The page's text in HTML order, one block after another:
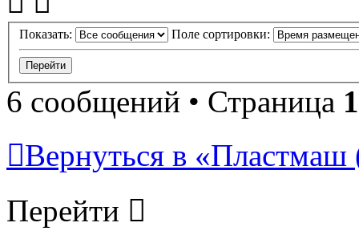
Показать: Поле сортировки:
6 сообщений • Страница 1
Вернуться в
Перейти